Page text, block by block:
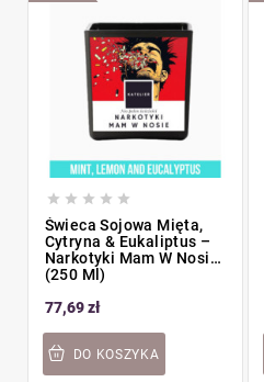
    
Świeca Sojowa Mięta,
Cytryna & Eukaliptus –
Narkotyki Mam W Nosie
(250 Ml)
77,69 zł
DO KOSZYKA